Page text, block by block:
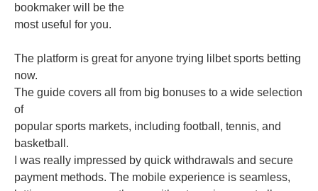
bookmaker will be the
most useful for you.
The platform is great for anyone trying lilbet sports betting
now.
The guide covers all from big bonuses to a wide selection
of
popular sports markets, including football, tennis, and
basketball.
I was really impressed by quick withdrawals and secure
payment methods. The mobile experience is seamless,